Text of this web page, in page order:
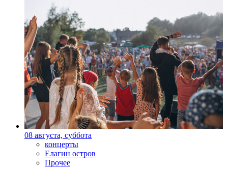
08 августа, суббота
концерты
Елагин остров
Прочее